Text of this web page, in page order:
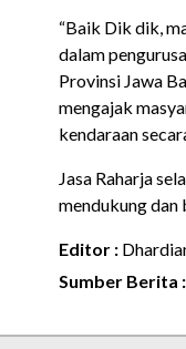
“Baik Dik dik,
dalam
Provinsi Jawa
mengajak
kendaraan
Jasa Raharja
mendukung dan
Editor :
Sumber Berita :